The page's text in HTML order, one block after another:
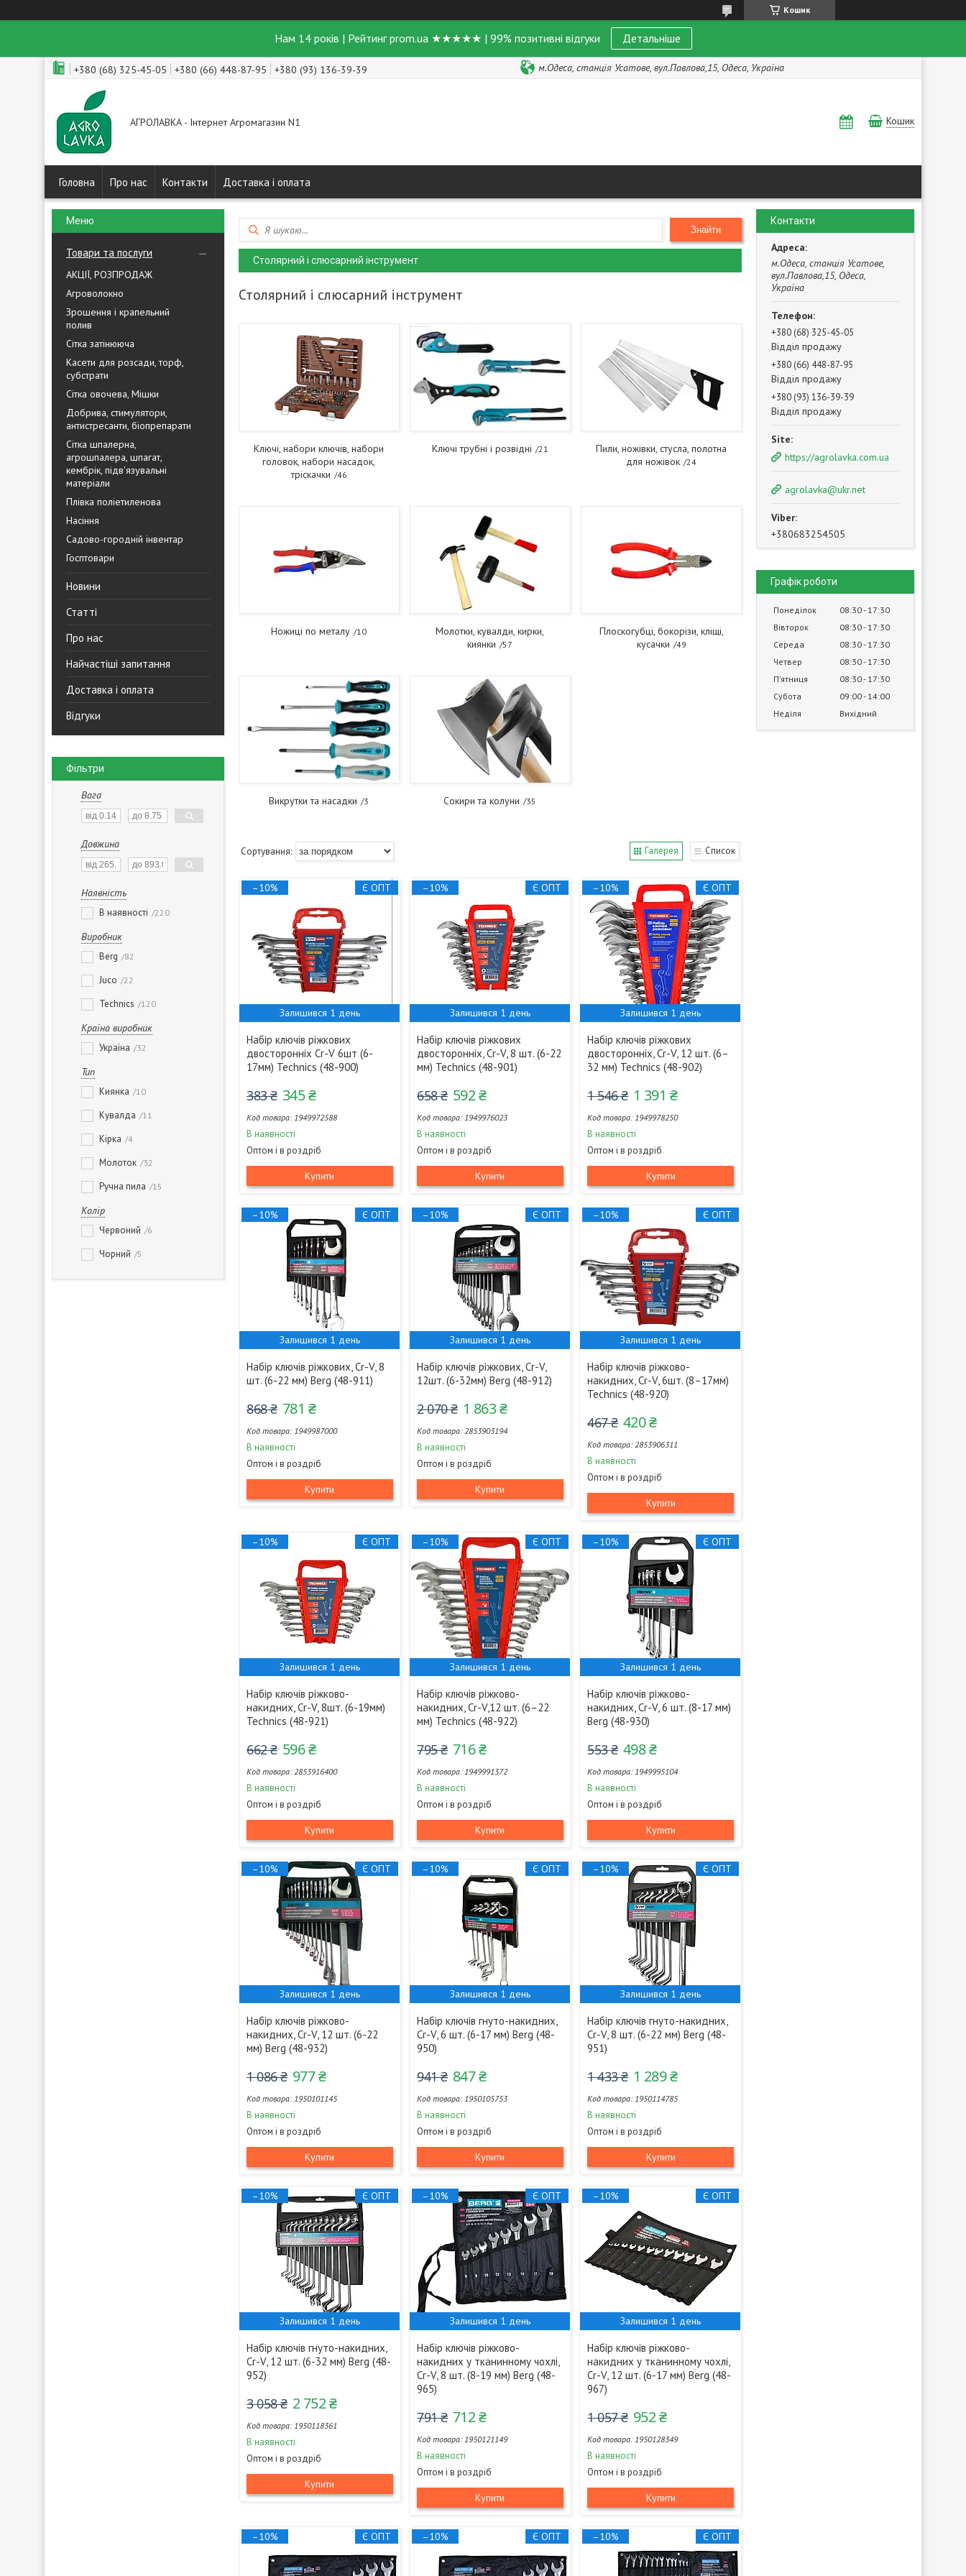
Кошик
Нам 14 років | Рейтинг prom.ua ★★★★★ | 99% позитивні відгуки Детальніше
+380 (68) 325-45-05 +380 (66) 448-87-95 +380 (93) 136-39-39 м.Одеса, станція Усатове, вул.Павлова,15, Одеса, Україна
АГРОЛАВКА - Інтернет Агромагазин N1 Кошик
Головна Про нас Контакти Доставка і оплата
Товари та послуги
АКЦІЇ, РОЗПРОДАЖ
Агроволокно
Зрошення і крапельний
полив
Сітка затінююча
Касети для розсади, торф,
субстрати
Сітка овочева, Мішки
Добрива, стимулятори,
антистресанти, біопрепарати
Сітка шпалерна,
агрошпалера, шпагат,
кембрік, підв'язувальні
матеріали
Плівка поліетиленова
Насіння
Садово-городній інвентар
Госптовари
Новини
Статті
Про нас
Найчастіші запитання
Доставка і оплата
Відгуки
Фільтри
Вага
Довжина
Наявність
В наявності 220
Виробник
Berg 82
Juco 22
Technics 120
Країна виробник
Україна 32
Тип
Киянка 10
Кувалда 11
Кірка 4
Молоток 32
Ручна пила 15
Колір
Червоний 6
Чорний 5
Знайти
Столярний і слюсарний інструмент
Столярний і слюсарний інструмент
Ключі, набори ключів, набори
головок, набори насадок,
тріскачки
46
Ключі трубні і розвідні 21
Пили, ножівки, стусла, полотна
для ножівок
24
Ножиці по металу 10
Молотки, кувалди, кирки,
киянки
57
Плоскогубці, бокорізи, кліщі,
кусачки
49
Викрутки та насадки 3 Сокири та колуни 35
Галерея Список
–10%
Залишився 1 день
Є ОПТ
Набір ключів ріжкових
двосторонніх Cr-V 6шт (6-
17мм) Technics (48-900)
383 ₴ 345 ₴
1949972588
В наявності
Оптом і в роздріб
Купити
–10%
Залишився 1 день
Є ОПТ
Набір ключів ріжкових
двосторонніх, Cr-V, 8 шт. (6-22
мм) Technics (48-901)
658 ₴ 592 ₴
1949976023
В наявності
Оптом і в роздріб
Купити
–10%
Залишився 1 день
Є ОПТ
Набір ключів ріжкових
двосторонніх, Cr-V, 12 шт. (6–
32 мм) Technics (48-902)
1 546 ₴ 1 391 ₴
1949978250
В наявності
Оптом і в роздріб
Купити
–10%
Залишився 1 день
Є ОПТ
Набір ключів ріжкових, Cr-V, 8
шт. (6-22 мм) Berg (48-911)
868 ₴ 781 ₴
1949987000
В наявності
Оптом і в роздріб
Купити
–10%
Залишився 1 день
Є ОПТ
Набір ключів ріжкових, Cr-V,
12шт. (6-32мм) Berg (48-912)
2 070 ₴ 1 863 ₴
2853903194
В наявності
Оптом і в роздріб
Купити
–10%
Залишився 1 день
Є ОПТ
Набір ключів ріжково-
накидних, Cr-V, 6шт. (8–17мм)
Technics (48-920)
467 ₴ 420 ₴
2853906311
В наявності
Оптом і в роздріб
Купити
–10%
Залишився 1 день
Є ОПТ
Набір ключів ріжково-
накидних, Cr-V, 8шт. (6-19мм)
Technics (48-921)
662 ₴ 596 ₴
2853916400
В наявності
Оптом і в роздріб
Купити
–10%
Залишився 1 день
Є ОПТ
Набір ключів ріжково-
накидних, Cr-V,12 шт. (6–22
мм) Technics (48-922)
795 ₴ 716 ₴
1949991372
В наявності
Оптом і в роздріб
Купити
–10%
Залишився 1 день
Є ОПТ
Набір ключів ріжково-
накидних, Cr-V, 6 шт. (8-17 мм)
Berg (48-930)
553 ₴ 498 ₴
1949995104
В наявності
Оптом і в роздріб
Купити
–10%
Залишився 1 день
Є ОПТ
Набір ключів ріжково-
накидних, Cr-V, 12 шт. (6-22
мм) Berg (48-932)
1 086 ₴ 977 ₴
1950101145
В наявності
Оптом і в роздріб
Купити
–10%
Залишився 1 день
Є ОПТ
Набір ключів гнуто-накидних,
Cr-V, 6 шт. (6-17 мм) Berg (48-
950)
941 ₴ 847 ₴
1950105753
В наявності
Оптом і в роздріб
Купити
–10%
Залишився 1 день
Є ОПТ
Набір ключів гнуто-накидних,
Cr-V, 8 шт. (6-22 мм) Berg (48-
951)
1 433 ₴ 1 289 ₴
1950114785
В наявності
Оптом і в роздріб
Купити
–10%
Залишився 1 день
Є ОПТ
Набір ключів гнуто-накидних,
Cr-V, 12 шт. (6-32 мм) Berg (48-
952)
3 058 ₴ 2 752 ₴
1950118361
В наявності
Оптом і в роздріб
Купити
–10%
Залишився 1 день
Є ОПТ
Набір ключів ріжково-
накидних у тканинному чохлі,
Cr-V, 8 шт. (8-19 мм) Berg (48-
965)
791 ₴ 712 ₴
1950121149
В наявності
Оптом і в роздріб
Купити
–10%
Залишився 1 день
Є ОПТ
Набір ключів ріжково-
накидних у тканинному чохлі,
Cr-V, 12 шт. (6-17 мм) Berg (48-
967)
1 057 ₴ 952 ₴
1950128349
В наявності
Оптом і в роздріб
Купити
–10% Є ОПТ –10% Є ОПТ –10% Є ОПТ
Контакти
м.Одеса, станція Усатове,
вул.Павлова,15, Одеса,
Україна
+380 (68) 325-45-05
Відділ продажу
+380 (66) 448-87-95
Відділ продажу
+380 (93) 136-39-39
Відділ продажу
https://agrolavka.com.ua
agrolavka@ukr.net
+380683254505
Графік роботи
Понеділок 08:30 17:30
Вівторок
08:30 17:30
Середа
08:30 17:30
Четвер
08:30 17:30
Пʼятниця
08:30 17:30
Субота
09:00 14:00
Неділя
Вихідний